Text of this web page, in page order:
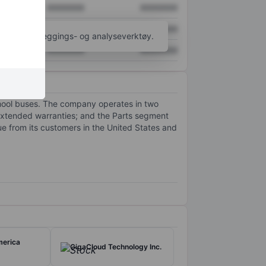
XXXXXXX XXXXXXX
flere kartleggings- og analyseverktøy.
buses. The company operates in two
warranties; and the Parts segment
from its customers in the United States and
GigaCloud Technology Inc.